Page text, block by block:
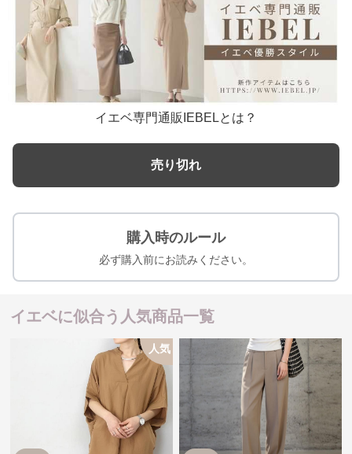
イエベ専門通販IEBELとは？
売り切れ
購入時のルール
必ず購入前にお読みください。
イエベに似合う人気商品一覧
人気